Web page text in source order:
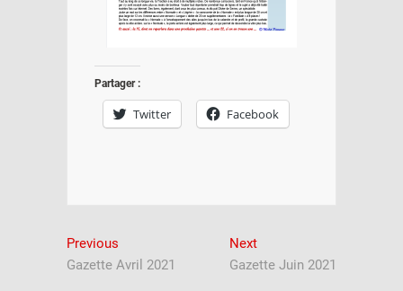
Partager :
Twitter Facebook
Navigation
de
Previous
post:
Gazette Avril 2021
NextNext
post:
Gazette Juin 2021